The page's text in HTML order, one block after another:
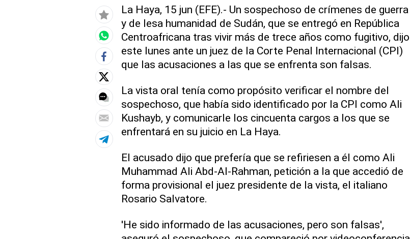
La Haya, 15 jun (EFE).- Un sospechoso de crímenes de guerra
y de lesa humanidad de Sudán, que se entregó en República
Centroafricana tras vivir más de trece años como fugitivo, dijo
este lunes ante un juez de la Corte Penal Internacional (CPI)
que las acusaciones a las que se enfrenta son falsas.
La vista oral tenía como propósito verificar el nombre del
sospechoso, que había sido identificado por la CPI como Ali
Kushayb, y comunicarle los cincuenta cargos a los que se
enfrentará en su juicio en La Haya.
El acusado dijo que prefería que se refiriesen a él como Ali
Muhammad Ali Abd-Al-Rahman, petición a la que accedió de
forma provisional el juez presidente de la vista, el italiano
Rosario Salvatore.
'He sido informado de las acusaciones, pero son falsas',